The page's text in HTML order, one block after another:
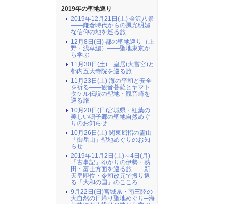
2019年の聖地巡り
2019年12月21日(土) 金沢八景
――鎌倉時代からの風光明媚
な信仰の地を巡る旅
12月8日(日) 都の聖地巡り（上
野・浅草編）――聖地東京か
ら学ぶ
11月30日(土) 皇居(大嘗宮)と
都内五大寺院を巡る旅
11月23日(土) 海の平和と安全
を祈る――観音菩薩とヤマト
タケル伝説の聖地・観音崎を
巡る旅
10月20日(日)宮城県・紅葉の
美しい鳴子郷の聖地自然めぐ
りのお知らせ
10月26日(土) 関東屈指の霊山
「御岳山」聖地めぐりのお知
らせ
2019年11月2日(土)～4日(月)
「古事記」ゆかりの伊勢・熱
田・富士方面を巡る旅――新
天皇即位・令和改元で振り返
る「大和の国」のこころ
9月22日(日)宮城県・南三陸の
大自然の日帰り聖地めぐり─海